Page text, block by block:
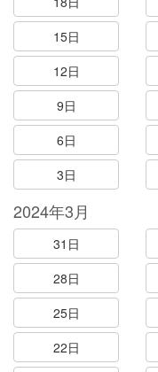
15日
12日
9日
6日
3日
2024年3月
31日
28日
25日
22日